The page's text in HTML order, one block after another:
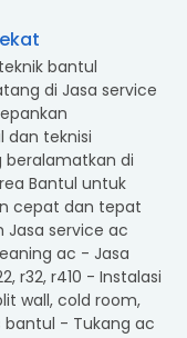
bantul
di Jasa service
dan teknisi
beralamatkan di
Bantul untuk
cepat dan tepat
Jasa service ac
ac - Jasa
r32, r410 - Instalasi
wall, cold room,
- Tukang ac